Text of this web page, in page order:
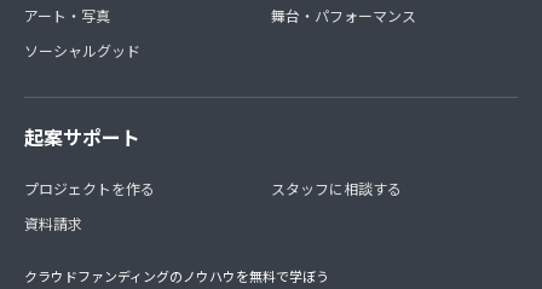
アート・写真
ソーシャルグッド
舞台・パフォーマンス
起案サポート
プロジェクトを作る
資料請求
スタッフに相談する
クラウドファンディングのノウハウを無料で学ぼう